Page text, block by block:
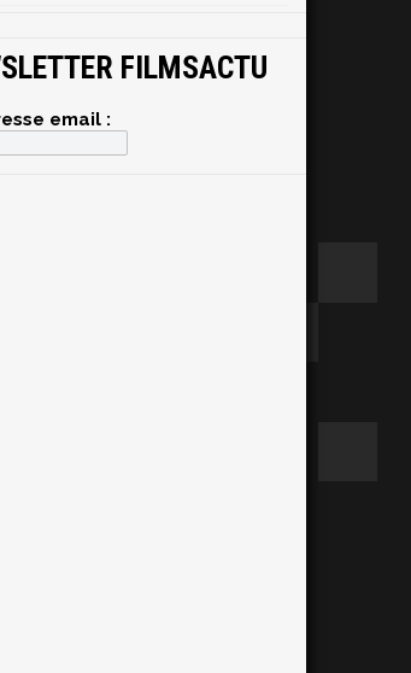
FILMSACTU
email :